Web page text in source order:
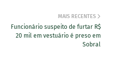
MAIS RECENTES
Funcionário suspeito de furtar R$
20 mil em vestuário é preso em
Sobral